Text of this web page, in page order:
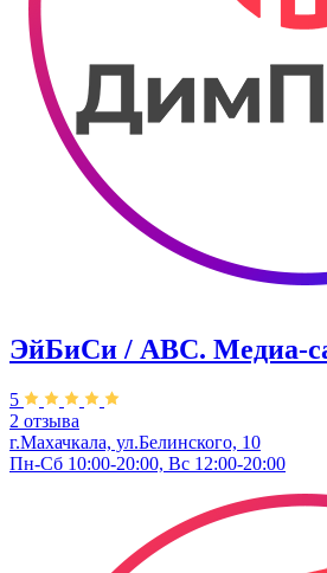
ЭйБиСи / ABC. Медиа-
5
2 отзыва
г.Махачкала, ул.Белинского, 10
Пн-Сб 10:00-20:00, Вс 12:00-20:00